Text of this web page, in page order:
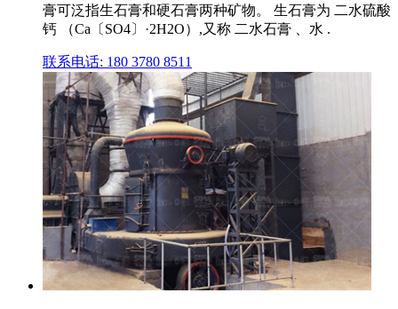
膏可泛指生石膏和硬石膏两种矿物。 生石膏为 二水硫酸
钙 （Ca〔SO4〕·2H2O）,又称 二水石膏 、水 .
联系电话: 180 3780 8511